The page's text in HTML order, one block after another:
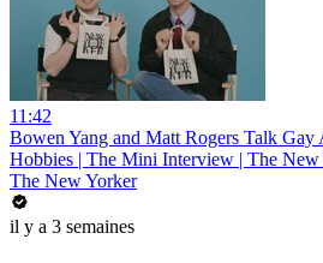
11:42
Bowen Yang and Matt Rogers Talk Gay
Hobbies | The Mini Interview | The New
The New Yorker
il y a 3 semaines